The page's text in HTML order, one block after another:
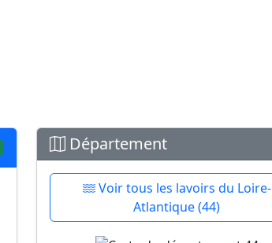
Département
Voir tous les lavoirs du Loire-
Atlantique (44)